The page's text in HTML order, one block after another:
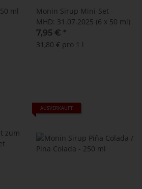
Monin Sirup Mini-Set -
MHD: 31.07.2025 (6 x 50 ml)
7,95 € *
31,80 € pro 1 l
AUSVERKAUFT